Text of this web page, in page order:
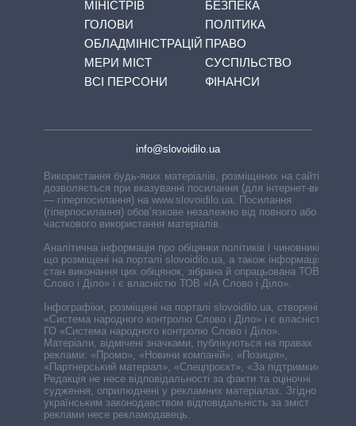
МІНІСТРІВ
ГОЛОВИ
ОБЛАДМІНІСТРАЦІЙ
МЕРИ МІСТ
ВСІ ПЕРСОНИ
БЕЗПЕКА
ПОЛІТИКА
ПРАВО
СУСПІЛЬСТВО
ФІНАНСИ
info@slovoidilo.ua
Використання будь-яких матеріалів, розміщених на сайті,
дозволяється при вказуванні посилання (для інтернет-видань
— гіперпосилання) на www.slovoidilo.ua. Посилання
(гіперпосилання) обов’язкове незалежно від повного або
часткового використання матеріалів.
Аналітична інформація про обіцянки політиків і чиновників,
що розміщені на порталі slovoidilo.ua, а також інформація про
стан виконання цих обіцянок, зібрана й опрацьована ТОВ «ІА
Слово і Діло» і є власністю ТОВ «ІА Слово і Діло».
Інфографіки, розміщені на порталі slovoidilo.ua, створені ГО
«Система народного контролю Слово і Діло» і є власністю
ГО «Система народного контролю Слово і Діло».
Матеріали, відмічені значками, публікуються на правах
реклами: «Промо», «Новини компаній», «Позиція»,
«Партнерський матеріал», «Спецпроєкт», «За підтримки».
Редакція не несе відповідальності за факти та оціночні
судження, оприлюднені у рекламних матеріалах. Згідно з
українським законодавством відповідальність за зміст
реклами несе рекламодавець.